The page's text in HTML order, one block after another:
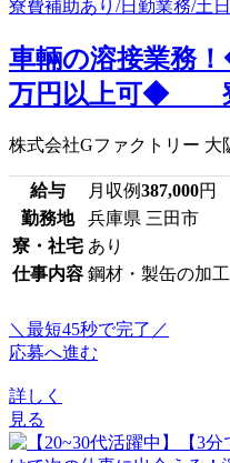
車輛の溶接業務
万円以上可◆
株式会社Gファクトリー 大
給与 月収例387,000円
勤務地
兵庫県 三田市
寮・社宅 あり
仕事内容 鋼材・製缶の加
＼最短45秒で完了／
応募へ進む
詳しく
見る